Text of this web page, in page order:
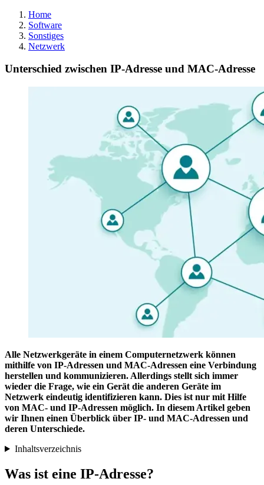
Home
Software
Sonstiges
Netzwerk
Unterschied zwischen IP-Adresse und MAC-Adresse
Alle Netzwerkgeräte in einem Computernetzwerk können
mithilfe von IP-Adressen und MAC-Adressen eine Verbindung
herstellen und kommunizieren. Allerdings stellt sich immer
wieder die Frage, wie ein Gerät die anderen Geräte im
Netzwerk eindeutig identifizieren kann. Dies ist nur mit Hilfe
von MAC- und IP-Adressen möglich. In diesem Artikel geben
wir Ihnen einen Überblick über IP- und MAC-Adressen und
deren Unterschiede.
Inhaltsverzeichnis
Was ist eine IP-Adresse?